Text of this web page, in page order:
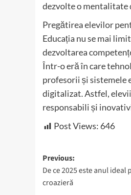
dezvolte o mentalitate
Pregătirea elevilor
Educația nu se mai
dezvoltarea
Într-o eră în care
profesorii și sistemele
digitalizat. Astfel,
responsabili și
Post Views: 646
Post
navigation
Previous:
De ce 2025 este anul
croazieră